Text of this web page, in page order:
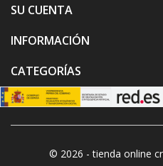
SU CUENTA
INFORMACIÓN
CATEGORÍAS
© 2026 - tienda online